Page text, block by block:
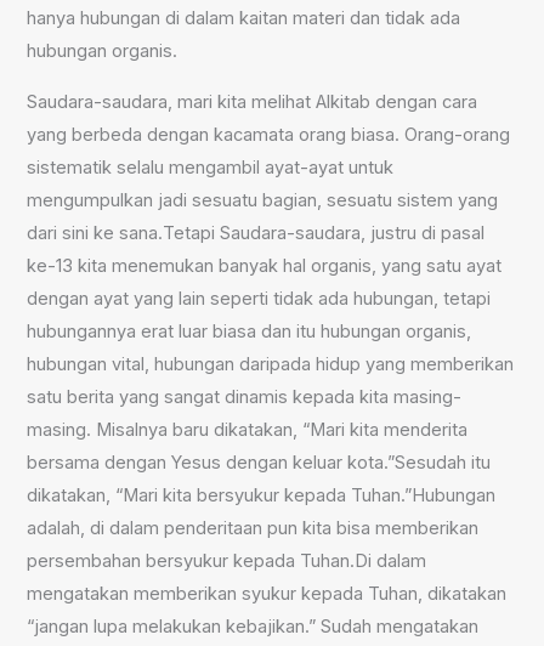
hanya hubungan di dalam kaitan materi dan tidak ada
hubungan organis.
Saudara-saudara, mari kita melihat Alkitab dengan cara
yang berbeda dengan kacamata orang biasa. Orang-orang
sistematik selalu mengambil ayat-ayat untuk
mengumpulkan jadi sesuatu bagian, sesuatu sistem yang
dari sini ke sana.Tetapi Saudara-saudara, justru di pasal
ke-13 kita menemukan banyak hal organis, yang satu ayat
dengan ayat yang lain seperti tidak ada hubungan, tetapi
hubungannya erat luar biasa dan itu hubungan organis,
hubungan vital, hubungan daripada hidup yang memberikan
satu berita yang sangat dinamis kepada kita masing-
masing. Misalnya baru dikatakan, “Mari kita menderita
bersama dengan Yesus dengan keluar kota.”Sesudah itu
dikatakan, “Mari kita bersyukur kepada Tuhan.”Hubungan
adalah, di dalam penderitaan pun kita bisa memberikan
persembahan bersyukur kepada Tuhan.Di dalam
mengatakan memberikan syukur kepada Tuhan, dikatakan
“jangan lupa melakukan kebajikan.” Sudah mengatakan